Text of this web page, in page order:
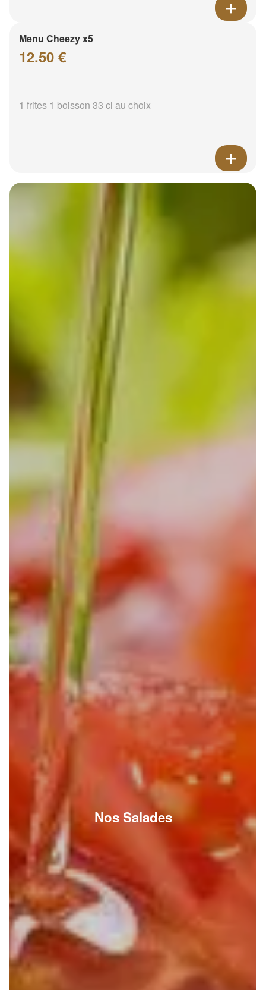
Menu Cheezy x5
12.50 €
1 frites 1 boisson 33 cl au choix
Nos Salades